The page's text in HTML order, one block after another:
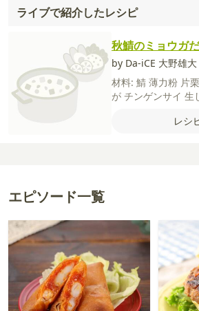
ライブで紹介したレシピ
秋鯖のミョウガ
by Da-iCE 大野雄大
材料: 鯖 薄力粉 片
が チンゲンサイ 生
しょ
レシ
エピソード一覧